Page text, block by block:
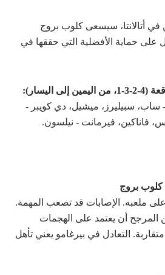
أتالانتا، سيسعى كلوب بروج
على حماية الأفضلية التي حققها في
اليسار):
سبيليرز، ميشيل، دي كويبر -
فاناكين، فيرمانت - نيلسون.
كلوب بروج
على ملعبه. الإصابات قد تصعب المهمة.
يتقدم 2-1. من المرجح أن يعتمد على الهجمات
التعادل في بيرغامو يعني تأهل